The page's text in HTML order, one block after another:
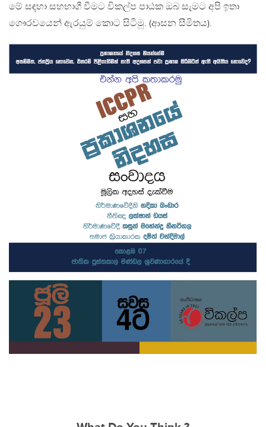
මේ සඳහා සහභාගී වීමට විකල්ප පාඨක ඔබ සැමට අපි ඉතා
ගෞරවයෙන් ඇරයුම් කොට සිටිමු. (ආසන සීමිතය).